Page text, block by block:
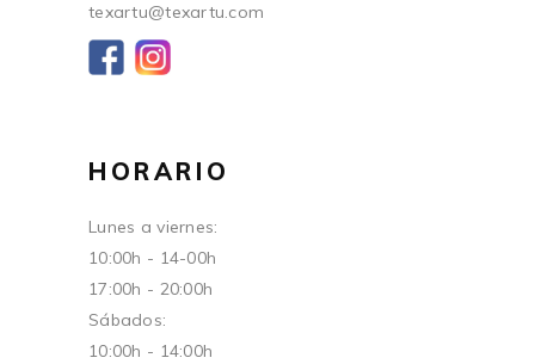
texartu@texartu.com
HORARIO
Lunes a viernes:
10:00h - 14-00h
17:00h - 20:00h
Sábados:
10:00h - 14:00h